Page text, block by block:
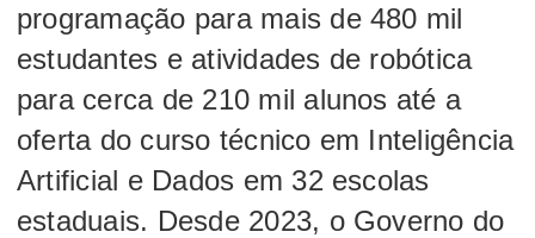
programação para mais de 480 mil
estudantes e atividades de robótica
para cerca de 210 mil alunos até a
oferta do curso técnico em Inteligência
Artificial e Dados em 32 escolas
estaduais. Desde 2023, o Governo do